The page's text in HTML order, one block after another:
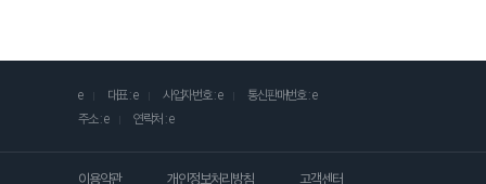
e 대표 : e 사업자번호 : e
통신판매번호 : e
주소 : e
연락처 : e
이용약관 개인정보처리방침 고객센터